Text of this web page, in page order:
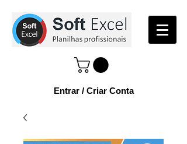
Entrar / Criar Conta